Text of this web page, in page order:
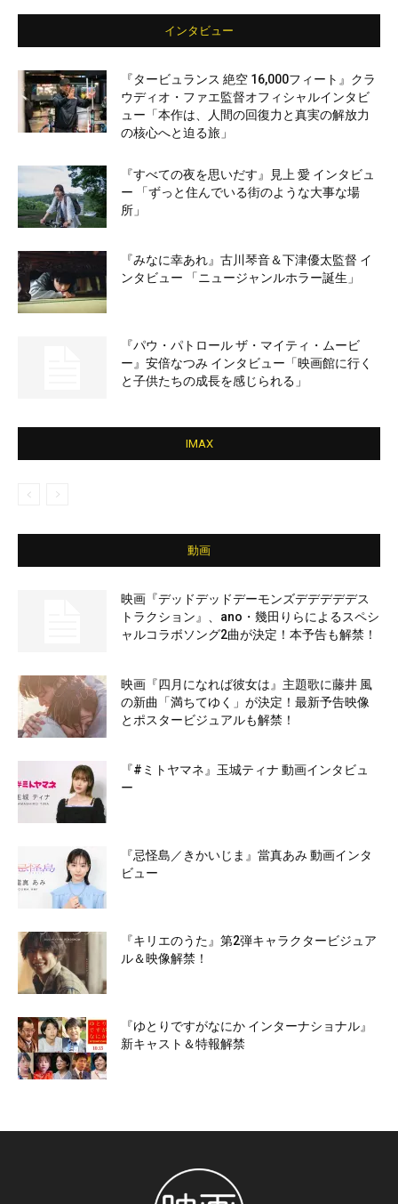
インタビュー
『タービュランス 絶空 16,000フィート』クラ
ウディオ・ファエ監督オフィシャルインタビ
ュー「本作は、人間の回復力と真実の解放力
の核心へと迫る旅」
『すべての夜を思いだす』見上 愛 インタビュ
ー 「ずっと住んでいる街のような大事な場
所」
『みなに幸あれ』古川琴音＆下津優太監督 イ
ンタビュー 「ニュージャンルホラー誕生」
『パウ・パトロール ザ・マイティ・ムービ
ー』安倍なつみ インタビュー「映画館に行く
と子供たちの成長を感じられる」
IMAX
動画
映画『デッドデッドデーモンズデデデデデス
トラクション』、ano・幾田りらによるスペシ
ャルコラボソング2曲が決定！本予告も解禁！
映画『四月になれば彼女は』主題歌に藤井 風
の新曲「満ちてゆく」が決定！最新予告映像
とポスタービジュアルも解禁！
『#ミトヤマネ』玉城ティナ 動画インタビュ
ー
『忌怪島／きかいじま』當真あみ 動画インタ
ビュー
『キリエのうた』第2弾キャラクタービジュア
ル＆映像解禁！
『ゆとりですがなにか インターナショナル』
新キャスト＆特報解禁